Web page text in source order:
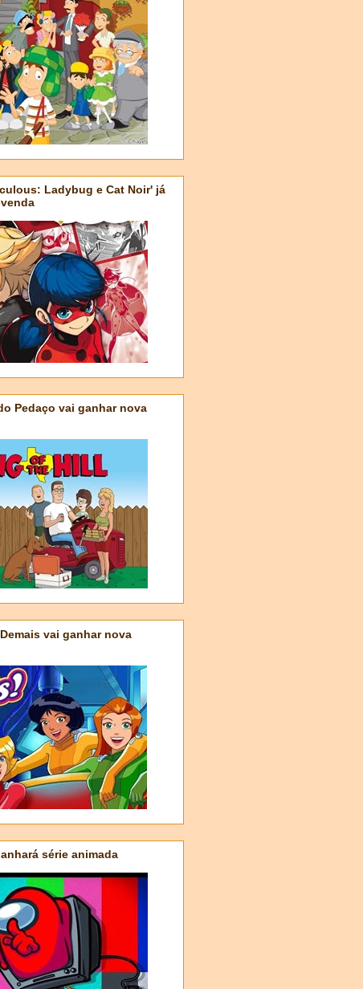
Ladybug e Cat Noir' já
Pedaço vai ganhar nova
vai ganhar nova
série animada